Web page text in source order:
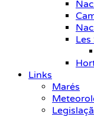
Links
Marés